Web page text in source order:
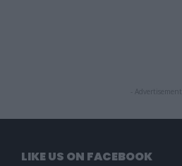
- Advertisement -
LIKE US ON FACEBOOK